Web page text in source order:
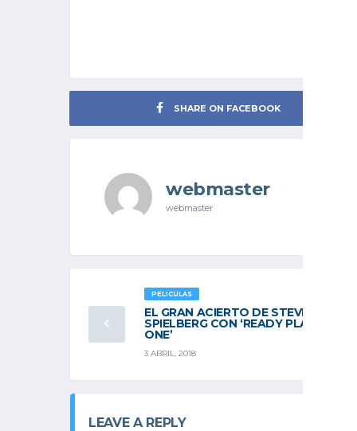
SHARE ON FACEBOOK
webmaster
webmaster
PELICULAS
EL GRAN ACIERTO DE STEVEN
SPIELBERG CON ‘READY PLAYER
ONE’
3 ABRIL, 2018
LEAVE A REPLY